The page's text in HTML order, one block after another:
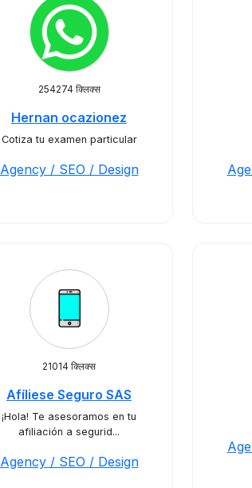
254274 क्लिक्स
Hernan ocazionez
Cotiza tu examen particular
Agency / SEO / Design
21014 क्लिक्स
Afíliese Seguro SAS
¡Hola! Te asesoramos en tu
afiliación a segurid...
Agency / SEO / Design